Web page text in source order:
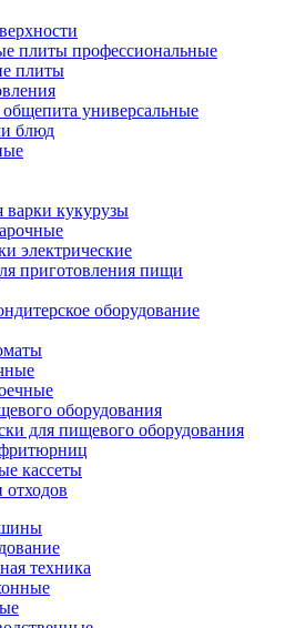
плиты профессиональные
плиты
универсальные
блюд
варки кукурузы
электрические
приготовления пищи
оборудование
оборудования
для пищевого оборудования
кассеты
отходов
техника